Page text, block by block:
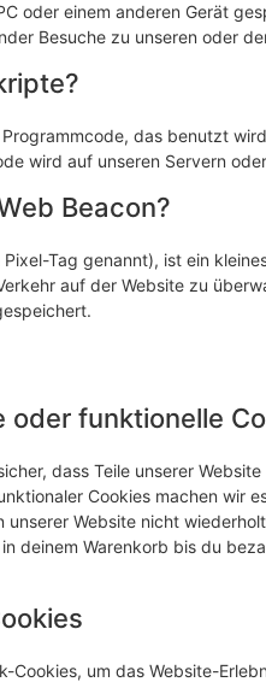
oder einem anderen Gerät
Besuche zu unseren oder
das benutzt
wird auf unseren Servern
Beacon?
Pixel-Tag genannt), ist ein
auf der Website zu
oder funktionelle
dass Teile unserer
Cookies machen wir
unserer Website nicht
deinem Warenkorb bis du
Cookies, um das Website-